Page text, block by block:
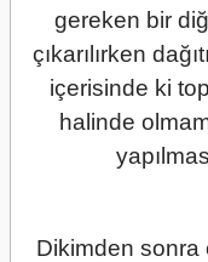
gereken bir
çıkarılırken
içerisinde ki
halinde
Dikimden sonra